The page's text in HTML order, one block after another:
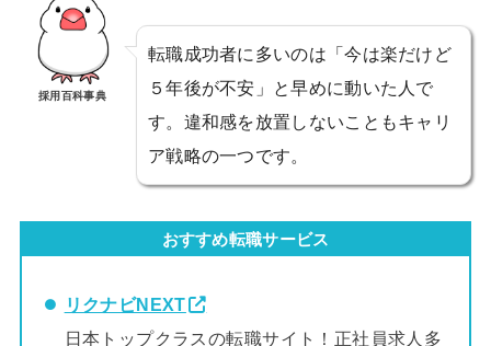
採用百科事典
転職成功者に多いのは「今は楽だけど
５年後が不安」と早めに動いた人で
す。違和感を放置しないこともキャリ
ア戦略の一つです。
おすすめ転職サービス
リクナビNEXT
日本トップクラスの転職サイト！正社員求人多